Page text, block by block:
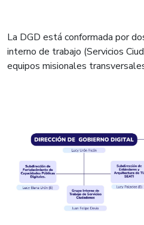
La DGD está conformada por
interno de trabajo (Servicios
equipos misionales